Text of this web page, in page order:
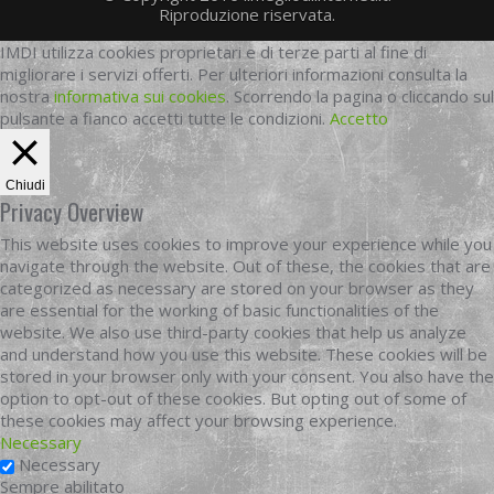
Riproduzione riservata.
IMDI utilizza cookies proprietari e di terze parti al fine di
migliorare i servizi offerti. Per ulteriori informazioni consulta la
nostrainformativa sui cookies. Scorrendo la pagina o cliccando sul
pulsante a fianco accetti tutte le condizioni. Accetto
Chiudi
Privacy Overview
This website uses cookies to improve your experience while you
navigate through the website. Out of these, the cookies that are
categorized as necessary are stored on your browser as they
are essential for the working of basic functionalities of the
website. We also use third-party cookies that help us analyze
and understand how you use this website. These cookies will be
stored in your browser only with your consent. You also have the
option to opt-out of these cookies. But opting out of some of
these cookies may affect your browsing experience.
Necessary
Necessary
Sempre abilitato